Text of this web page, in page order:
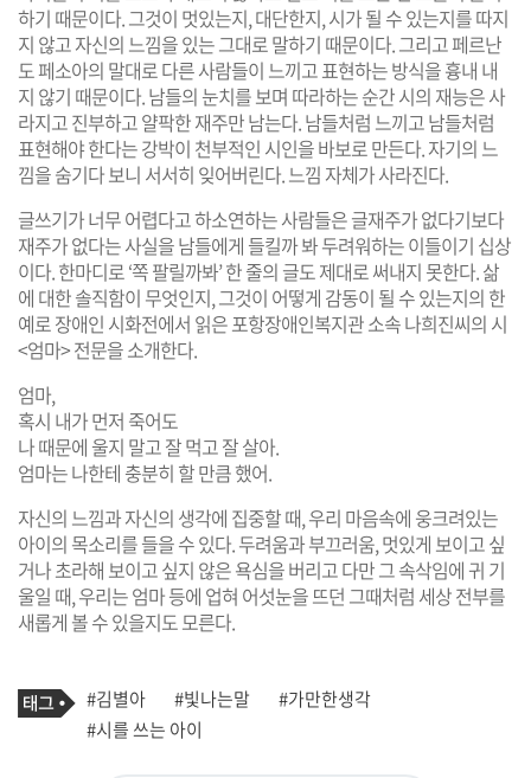
하기 때문이다. 그것이 멋있는지, 대단한지, 시가 될 수 있는지를 따지
지 않고 자신의 느낌을 있는 그대로 말하기 때문이다. 그리고 페르난
도 페소아의 말대로 다른 사람들이 느끼고 표현하는 방식을 흉내 내
지 않기 때문이다. 남들의 눈치를 보며 따라하는 순간 시의 재능은 사
라지고 진부하고 얄팍한 재주만 남는다. 남들처럼 느끼고 남들처럼
표현해야 한다는 강박이 천부적인 시인을 바보로 만든다. 자기의 느
낌을 숨기다 보니 서서히 잊어버린다. 느낌 자체가 사라진다.
글쓰기가 너무 어렵다고 하소연하는 사람들은 글재주가 없다기보다
재주가 없다는 사실을 남들에게 들킬까 봐 두려워하는 이들이기 십상
이다. 한마디로 ‘쪽 팔릴까봐’ 한 줄의 글도 제대로 써내지 못한다. 삶
에 대한 솔직함이 무엇인지, 그것이 어떻게 감동이 될 수 있는지의 한
예로 장애인 시화전에서 읽은 포항장애인복지관 소속 나희진씨의 시
<엄마> 전문을 소개한다.
엄마,
혹시 내가 먼저 죽어도
나 때문에 울지 말고 잘 먹고 잘 살아.
엄마는 나한테 충분히 할 만큼 했어.
자신의 느낌과 자신의 생각에 집중할 때, 우리 마음속에 웅크려있는
아이의 목소리를 들을 수 있다. 두려움과 부끄러움, 멋있게 보이고 싶
거나 초라해 보이고 싶지 않은 욕심을 버리고 다만 그 속삭임에 귀 기
울일 때, 우리는 엄마 등에 업혀 어섯눈을 뜨던 그때처럼 세상 전부를
새롭게 볼 수 있을지도 모른다.
기
사
관
련
태
그
#김별아 #빛나는말
#가만한생각
#시를 쓰는 아이